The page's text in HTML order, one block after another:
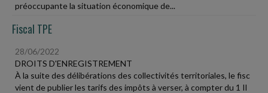
préoccupante la situation économique de...
Fiscal TPE
28/06/2022
DROITS D'ENREGISTREMENT
À la suite des délibérations des collectivités territoriales, le fisc
vient de publier les tarifs des impôts à verser, à compter du 1 Il